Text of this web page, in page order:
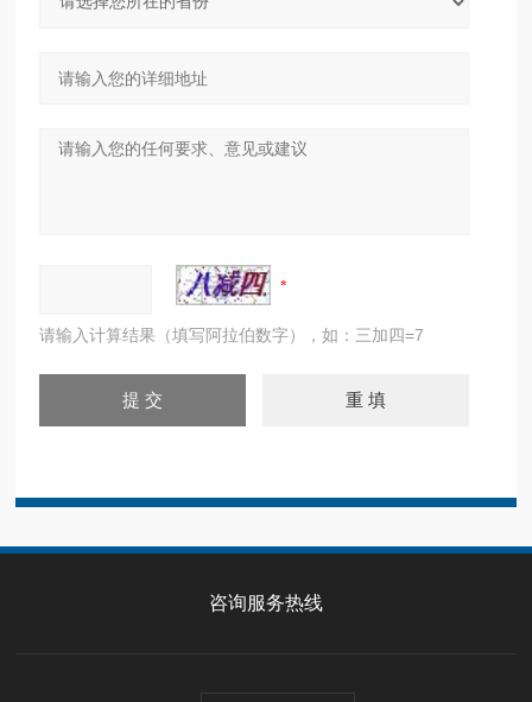
请输入计算结果（填写阿拉伯数字），如：三加四=7
咨询服务热线